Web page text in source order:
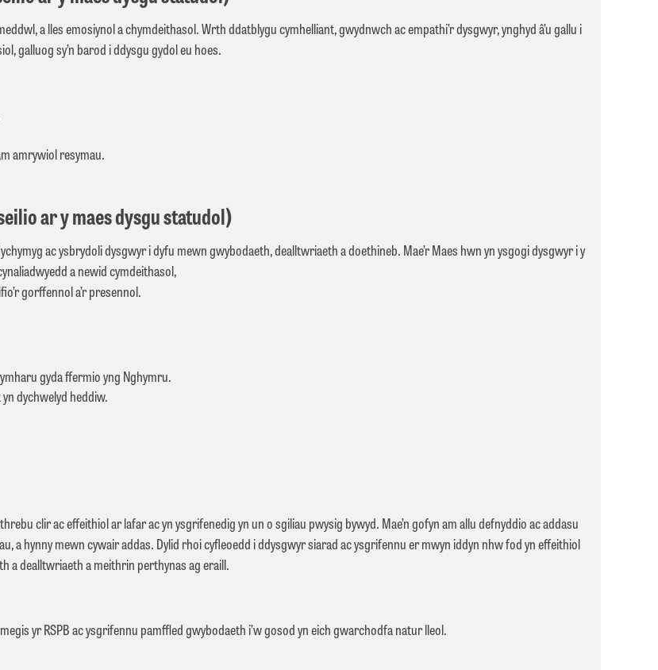
a lles emosiynol a chymdeithasol. Wrth ddatblygu cymhelliant, gwydnwch ac empathi’r dysgwyr, ynghyd â’u gallu i
galluog sy’n barod i ddysgu gydol eu hoes.
amrywiol resymau.
ar y maes dysgu statudol)
ac ysbrydolidysgwyridyfu mewngwybodaeth,dealltwriaeth a doethineb. Mae’rMaes hwnynysgogidysgwyriy
a newidcymdeithasol,
gorffennola’rpresennol.
gyda ffermio yng Nghymru.
dychwelyd heddiw.
clir ac effeithiol ar lafar ac yn ysgrifenedig yn un o sgiliau pwysig bywyd. Mae’n gofyn am allu defnyddio ac addasu
a hynny mewn cywair addas. Dylid rhoi cyﬂeoedd i ddysgwyr siarad ac ysgrifennu er mwyn iddyn nhw fod yn effeithiol
a dealltwriaeth a meithrin perthynas ag eraill.
yr RSPB ac ysgrifennu pamffled gwybodaeth i’w gosod yn eich gwarchodfa natur lleol.